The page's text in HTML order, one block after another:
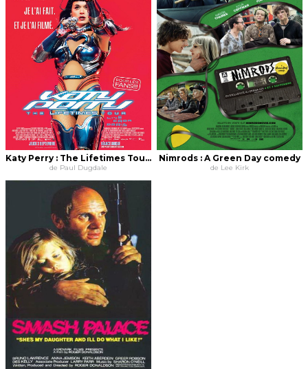
Katy Perry : The Lifetimes Tour - Live from Paris
de Paul Dugdale
Nimrods : A Green Day comedy
de Lee Kirk